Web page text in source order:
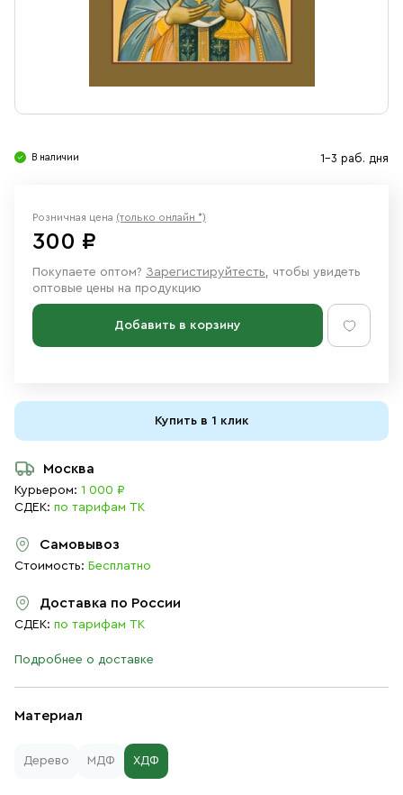
Ювелирные изделия
В наличии 1-3 раб. дня
Материал
Дерево МДФ ХДФ
Розничная цена (только онлайн *)
300 ₽
Покупаете оптом? Зарегистируйтесть, чтобы увидеть
оптовые цены на продукцию
Добавить в корзину
Купить в 1 клик
Москва
Курьером: 1 000 ₽
СДЕК: по тарифам ТК
Самовывоз
Стоимость: Бесплатно
Доставка по России
СДЕК: по тарифам ТК
Подробнее о доставке